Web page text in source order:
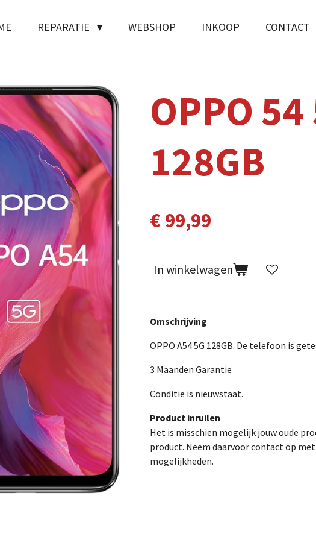
REPARATIE WEBSHOP INKOOP CONTACT
OPPO 54
128GB
€ 99,99
In winkelwagen
Omschrijving
OPPO A54 5G 128GB. De telefoon is
3 Maanden Garantie
Conditie is nieuwstaat.
Product inruilen
Het is misschien mogelijk jouw oude
product. Neem daarvoor contact op
mogelijkheden.